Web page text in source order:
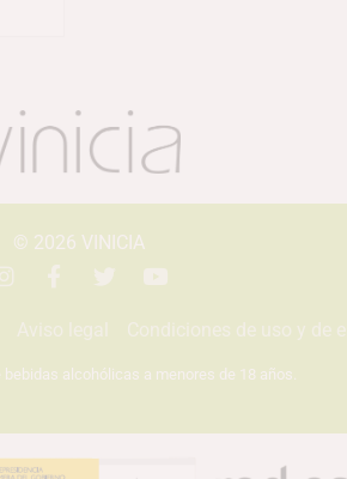
© 2026 VINICIA
Aviso legal Condiciones de uso y de
bebidas alcohólicas a menores de 18 años.